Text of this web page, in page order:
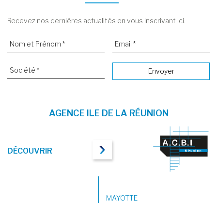
Recevez nos dernières actualités en vous inscrivant ici.
AGENCE ILE DE LA RÉUNION
DÉCOUVRIR
MAYOTTE